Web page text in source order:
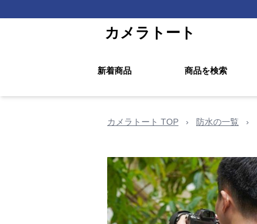
カメラトート
新着商品 商品を検索
カメラトート TOP › 防水の一覧 ›